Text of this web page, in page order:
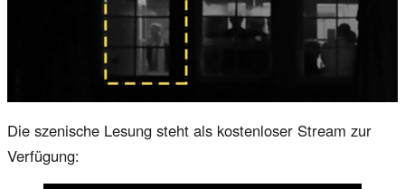
Die szenische Lesung steht als kostenloser Stream zur
Verfügung: